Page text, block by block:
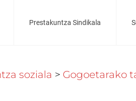
Prestakuntza Sindikala
soziala > Gogoetarako